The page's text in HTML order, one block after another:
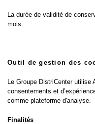
La durée de validité de
mois.
Outil de gestion des
Le Groupe DistriCenter utilise
consentements et
comme plateforme d'analyse.
Finalités